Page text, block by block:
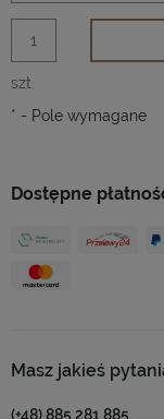
Dostępne
Masz jakieś
(+48) 885 281 885
szt.
* - Pole wymagane